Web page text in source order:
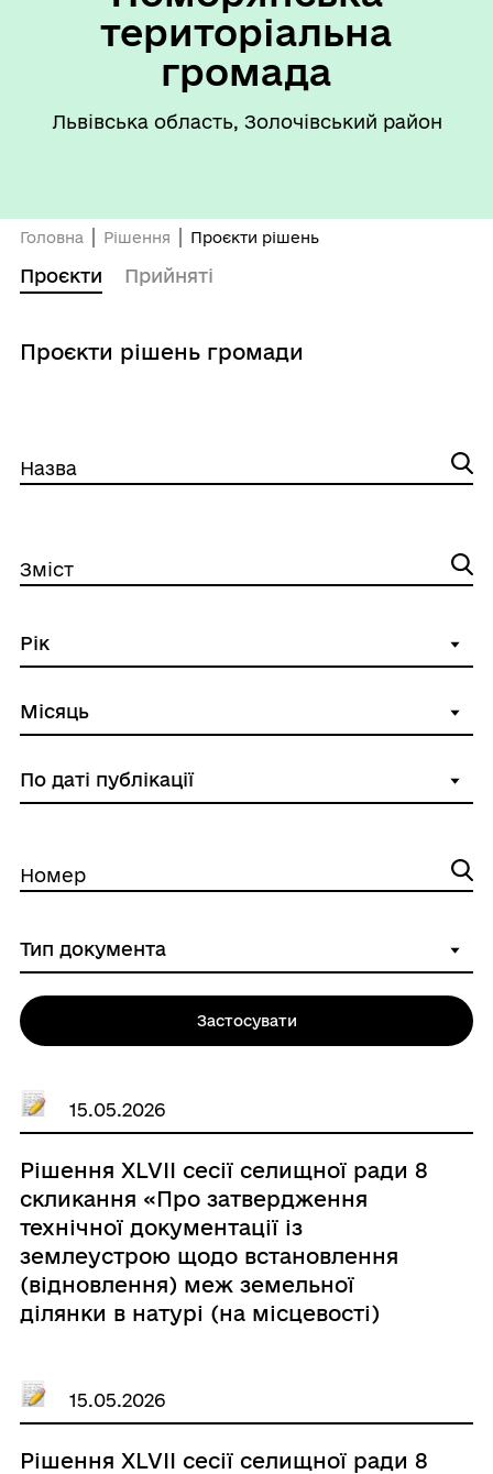
територіальна
громада
Львівська область, Золочівський район
Головна Рішення Проєкти рішень
Проєкти Прийняті
Проєкти рішень громади
15.05.2026
Рішення ХLVIІ сесії селищної ради 8
скликання «Про затвердження
технічної документації із
землеустрою щодо встановлення
(відновлення) меж земельної
ділянки в натурі (на місцевості)
15.05.2026
Рішення ХLVIІ сесії селищної ради 8
Назва
Зміст
Номер
Застосувати